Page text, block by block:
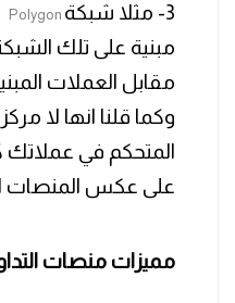
3- مثلا شبكة Polygon
مبنية على تلك
مقابل العملات
وكما قلنا انها لا
المتحكم في
على عكس المنصات
مميزات منصات